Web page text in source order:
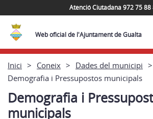
Atenció Ciutadana 972 75 88
Web oficial de l'Ajuntament de Gualta
Inici Coneix
Dades del municipi
Demografia i Pressupostos municipals
Demografia i
municipals